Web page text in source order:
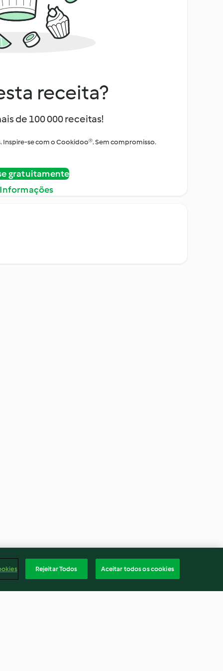
receita?
de 100 000 receitas!
Inspire-se com o Cookidoo®. Sem compromisso.
gratuitamente
Rejeitar Todos Aceitar todos os cookies